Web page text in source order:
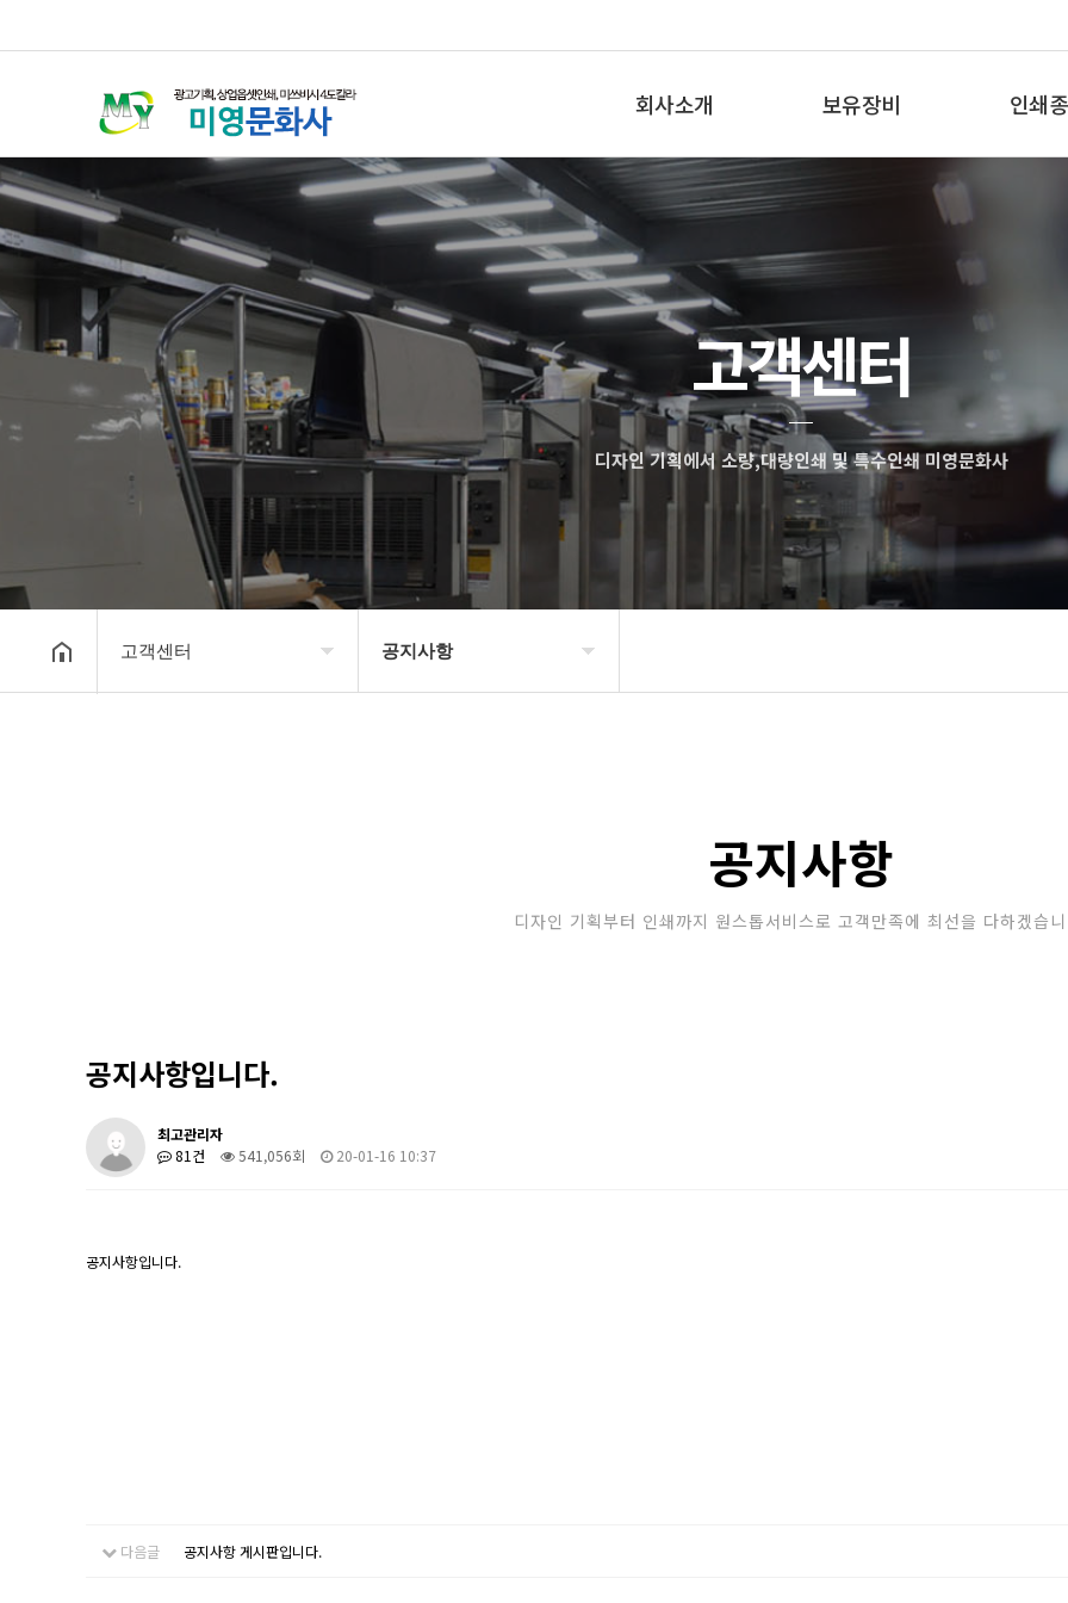
회사소개
인사말
보유장비 인쇄
고객센터
디자인 기획에서 소량,대량인쇄 및 특수인쇄 미영문화사
고객센터 공지사항
공지사항
디자인 기획부터 인쇄까지 원스톱서비스로 고객만족에 최선을 다하겠습
공지사항입니다.
최고관리자
81건
541,056회 20-01-16 10:37
공지사항입니다.
다음글 공지사항 게시판입니다.